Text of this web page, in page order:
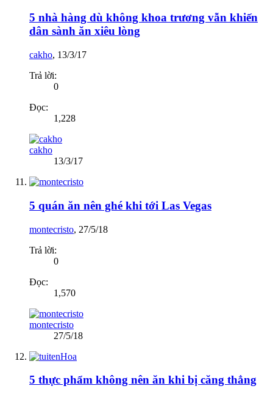
5 nhà hàng dù không khoa trương vẫn khiến
dân sành ăn xiêu lòng
cakho, 13/3/17
Trả lời:
0
Đọc:
1,228
cakho
13/3/17
5 quán ăn nên ghé khi tới Las Vegas
montecristo, 27/5/18
Trả lời:
0
Đọc:
1,570
montecristo
27/5/18
5 thực phẩm không nên ăn khi bị căng thẳng